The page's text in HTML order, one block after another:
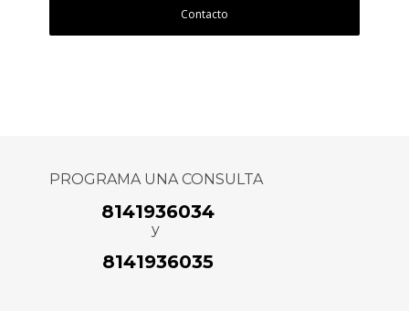
Contacto
PROGRAMA UNA CONSULTA
8141936034
y
8141936035